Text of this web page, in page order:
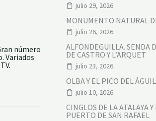
número
Variados
julio 29, 2026
MONUMENTO NATURAL
julio 26, 2026
ALFONDEGUILLA. SENDA
DE CASTRO Y L’ARQUET
julio 23, 2026
OLBA Y EL PICO DEL
julio 10, 2026
CINGLOS DE LA ATALAYA
PUERTO DE SAN RAFAEL